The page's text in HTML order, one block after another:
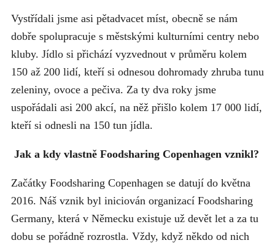
Vystřídali jsme asi pětadvacet míst, obecně se nám
dobře spolupracuje s městskými kulturními centry nebo
kluby. Jídlo si přichází vyzvednout v průměru kolem
150 až 200 lidí, kteří si odnesou dohromady zhruba tunu
zeleniny, ovoce a pečiva. Za ty dva roky jsme
uspořádali asi 200 akcí, na něž přišlo kolem 17 000 lidí,
kteří si odnesli na 150 tun jídla.
Jak a kdy vlastně Foodsharing Copenhagen vznikl?
Začátky Foodsharing Copenhagen se datují do května
2016. Náš vznik byl iniciován organizací Foodsharing
Germany, která v Německu existuje už devět let a za tu
dobu se pořádně rozrostla. Vždy, když někdo od nich